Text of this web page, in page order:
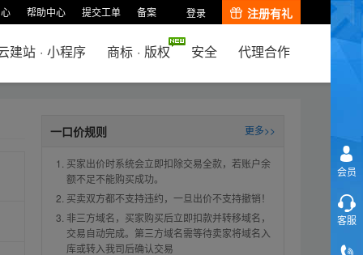
帮助中心 提交工单 备案 登录 注册有礼
建站 · 小程序 商标 · 版权 安全 代理合作
一口价规则 更多>>
买家出价时系统会立即扣除交易全款，若账户余
额不足不能购买成功。
买卖双方都不支持违约，一旦出价不支持撤销！
非三方域名，买家购买后立即扣款并转移域名，
交易自动完成。第三方域名需等待卖家将域名入
库或转入我司后确认交易
会员
客服